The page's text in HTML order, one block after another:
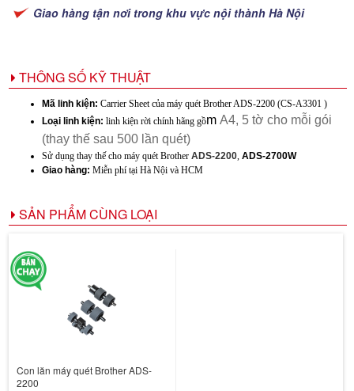
Giao hàng tận nơi trong khu vực nội thành Hà Nội
THÔNG SỐ KỸ THUẬT
Mã linh kiện: Carrier Sheet của máy quét Brother ADS-2200 (CS-A3301 )
Loại linh kiện: linh kiện rời chính hãng gồm A4, 5 tờ cho mỗi gói
(thay thế sau 500 lần quét)
Sử dụng thay thế cho máy quét Brother ADS-2200, ADS-2700W
Giao hàng: Miễn phí tại Hà Nội và HCM
SẢN PHẨM CÙNG LOẠI
Con lăn máy quét Brother ADS-
2200